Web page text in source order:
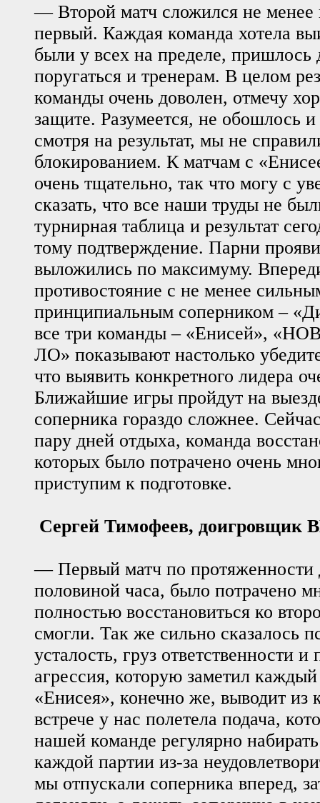
— Второй матч сложился не
первый. Каждая команда хотела
были у всех на пределе, пришлось
поругаться и тренерам. В целом
команды очень доволен, отмечу
защите. Разумеется, не обошлось
смотря на результат, мы не
блокированием. К матчам с
очень тщательно, так что могу с
сказать, что все наши труды не
турнирная таблица и результат
тому подтверждение. Парни
выложились по максимуму.
противостояние с не менее
принципиальным соперником –
все три команды – «Енисей»,
ЛО» показывают настолько
что выявить конкретного лидера
Ближайшие игры пройдут на
соперника гораздо сложнее.
пару дней отдыха, команда
которых было потрачено очень
приступим к подготовке.
Сергей Тимофеев, доигровщик
— Первый матч по протяженности
половиной часа, было потрачено
полностью восстановиться ко
смогли. Так же сильно сказалось
усталость, груз ответственности и
агрессия, которую заметил
«Енисея», конечно же, выводит из
встрече у нас полетела подача,
нашей команде регулярно
каждой партии из-за
мы отпускали соперника вперед,